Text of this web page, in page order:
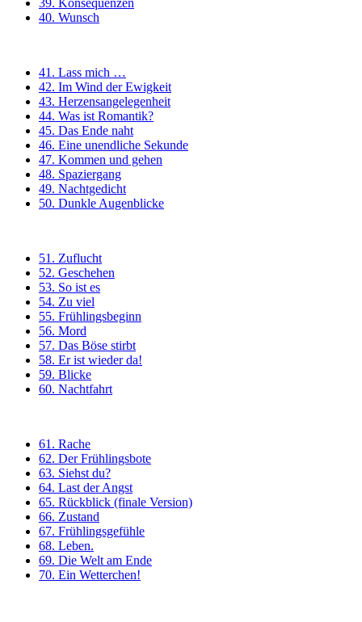
39. Konsequenzen
40. Wunsch
41. Lass mich …
42. Im Wind der Ewigkeit
43. Herzensangelegenheit
44. Was ist Romantik?
45. Das Ende naht
46. Eine unendliche Sekunde
47. Kommen und gehen
48. Spaziergang
49. Nachtgedicht
50. Dunkle Augenblicke
51. Zuflucht
52. Geschehen
53. So ist es
54. Zu viel
55. Frühlingsbeginn
56. Mord
57. Das Böse stirbt
58. Er ist wieder da!
59. Blicke
60. Nachtfahrt
61. Rache
62. Der Frühlingsbote
63. Siehst du?
64. Last der Angst
65. Rückblick (finale Version)
66. Zustand
67. Frühlingsgefühle
68. Leben.
69. Die Welt am Ende
70. Ein Wetterchen!